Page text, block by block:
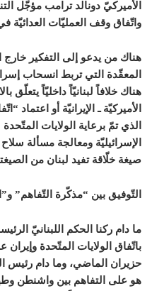
واتّفاق وقف العمليّات العدائيّة في
هناك من يدعو إلى التفكير خارج
المعقّدة التي تربط انسحاب
هناك خلافاً لبنانيّاً داخليّاً يتعلّق
الأميركيّة ـ الإيرانيّة أو اعتماد
الذي تمّ برعاية الولايات
الإسرائيليّة ومعالجة مسألة
صيغة خلّاقة تفيد لبنان من
التّوفيق بين “مذكّرة التّفاهم”
ما دام ركنا الحكم اللبنانيّ
حزيران الماضي، وما دام رئيس
هو على التفاهم بين واشنطن